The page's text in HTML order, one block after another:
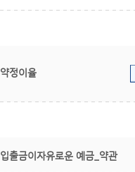
약정이율
입출금이자유로운 예금_약관